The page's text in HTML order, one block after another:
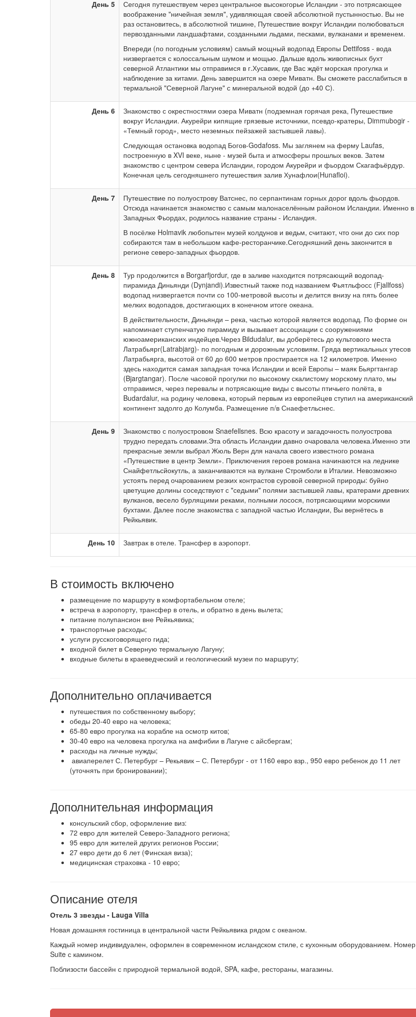
День 5
Сегодня путешествуем через центральное высокогорье Исландии - это потрясающее
воображение "ничейная земля", удивляющая своей абсолютной пустынностью. Вы не
раз остановитесь, в абсолютной тишине, Путешествие вокруг Исландии полюбоваться
первозданными ландшафтами, созданными льдами, песками, вулканами и временем.
Впереди (по погодным условиям) самый мощный водопад Европы Dettifoss - вода
низвергается с колоссальным шумом и мощью. Дальше вдоль живописных бухт
северной Атлантики мы отправимся в г.Хусавик, где Вас ждёт морская прогулка и
наблюдение за китами. День завершится на озере Миватн. Вы сможете расслабиться в
термальной "Северной Лагуне" с минеральной водой (до +40 С).
День 6
Знакомство с окрестностями озера Миватн (подземная горячая река, Путешествие
вокруг Исландии. Акурейри кипящие грязевые источники, псевдо-кратеры, Dimmubogir -
«Темный город», место неземных пейзажей застывшей лавы).
Следующая остановка водопад Богов-Godafoss. Мы заглянем на ферму Laufas,
построенную в XVI веке, ныне - музей быта и атмосферы прошлых веков. Затем
знакомство с центром севера Исландии, городом Акурейри и фьордом Скагафьёрдур.
Конечная цель сегодняшнего путешествия залив Хунафлои(Hunafloi).
День 7
Путешествие по полуострову Ватснес, по серпантинам горных дорог вдоль фьордов.
Отсюда начинается знакомство с самым малонаселённым районом Исландии. Именно в
Западных Фьордах, родилось название страны - Исландия.
В посёлке Holmavik любопытен музей колдунов и ведьм, считают, что они до сих пор
собираются там в небольшом кафе-ресторанчике.Сегодняшний день закончится в
регионе северо-западных фьордов.
День 8
Тур продолжится в Borgarfjordur, где в заливе находится потрясающий водопад-
пирамида Диньянди (Dynjandi).Известный также под названием Фьятльфосс (Fjallfoss)
водопад низвергается почти со 100-метровой высоты и делится внизу на пять более
мелких водопадов, достигающих в конечном итоге океана.
В действительности, Диньянди – река, частью которой является водопад. По форме он
напоминает ступенчатую пирамиду и вызывает ассоциации с сооружениями
южноамериканских индейцев.Через Bildudalur, вы доберётесь до культового места
Латрабьярг(Latrabjarg)- по погодным и дорожным условиям. Гряда вертикальных утесов
Латрабьярга, высотой от 60 до 600 метров простирается на 12 километров. Именно
здесь находится самая западная точка Исландии и всей Европы – маяк Бьяргтангар
(Bjargtangar). После часовой прогулки по высокому скалистому морскому плато, мы
отправимся, через перевалы и потрясающие виды с высоты птичьего полёта, в
Budardalur, на родину человека, который первым из европейцев ступил на американский
континент задолго до Колумба. Размещение п/в Снаефетльснес.
День 9
Знакомство с полуостровом Snaefellsnes. Всю красоту и загадочность полуострова
трудно передать словами.Эта область Исландии давно очаровала человека.Именно эти
прекрасные земли выбрал Жюль Верн для начала своего известного романа
«Путешествие в центр Земли». Приключения героев романа начинаются на леднике
Снайфетльсйокутль, а заканчиваются на вулкане Стромболи в Италии. Невозможно
устоять перед очарованием резких контрастов суровой северной природы: буйно
цветущие долины соседствуют с "седыми" полями застывшей лавы, кратерами древних
вулканов, весело бурлящими реками, полными лосося, потрясающими морскими
бухтами. Далее после знакомства с западной частью Исландии, Вы вернётесь в
Рейкьявик.
День 10 Завтрак в отеле. Трансфер в аэропорт.
В стоимость включено
размещение по маршруту в комфортабельном отеле;
встреча в аэропорту, трансфер в отель, и обратно в день вылета;
питание полупансион вне Рейкьявика;
транспортные расходы;
услуги русскоговорящего гида;
входной билет в Северную термальную Лагуну;
входные билеты в краеведческий и геологический музеи по маршруту;
Дополнительно оплачивается
путешествия по собственному выбору;
обеды 20-40 евро на человека;
65-80 евро прогулка на корабле на осмотр китов;
30-40 евро на человека прогулка на амфибии в Лагуне с айсбергам;
расходы на личные нужды;
авиаперелет С. Петербург – Рекьявик – С. Петербург - от 1160 евро взр., 950 евро ребенок до 11 лет
(уточнять при бронировании);
Дополнительная информация
консульский сбор, оформление виз:
72 евро для жителей Северо-Западного региона;
95 евро для жителей других регионов России;
27 евро дети до 6 лет (Финская виза);
медицинская страховка - 10 евро;
Описание отеля
Отель 3 звезды - Lauga Villa
Новая домашняя гостиница в центральной части Рейкьявика рядом с океаном.
Каждый номер индивидуален, оформлен в современном исландском стиле, с кухонным оборудованием. Номер
Suite с камином.
Поблизости бассейн с природной термальной водой, SPA, кафе, рестораны, магазины.